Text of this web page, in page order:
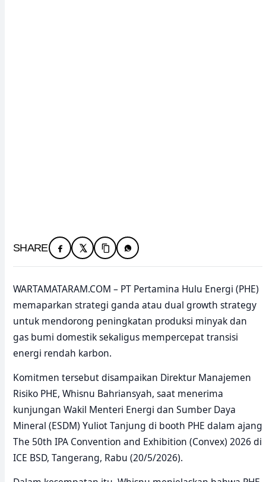
SHARE
WARTAMATARAM.COM – PT Pertamina Hulu Energi (PHE)
memaparkan strategi ganda atau dual growth strategy
untuk mendorong peningkatan produksi minyak dan
gas bumi domestik sekaligus mempercepat transisi
energi rendah karbon.
Komitmen tersebut disampaikan Direktur Manajemen
Risiko PHE, Whisnu Bahriansyah, saat menerima
kunjungan Wakil Menteri Energi dan Sumber Daya
Mineral (ESDM) Yuliot Tanjung di booth PHE dalam ajang
The 50th IPA Convention and Exhibition (Convex) 2026 di
ICE BSD, Tangerang, Rabu (20/5/2026).